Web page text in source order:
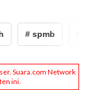
# spmb